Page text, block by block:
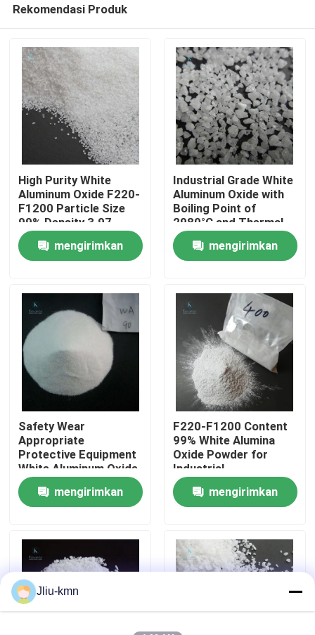
Rumah
Tentang Kami
Tur Pabrik
Hubungi Kami
Berita
Kasus-kasus
VR
Rekomendasi Produk
High Purity White
Aluminum Oxide F220-
F1200 Particle Size
99% Density 3.97
G/cm3 for Thermal
Conductive Materials
mengirimkan
Industrial Grade White
Aluminum Oxide with
Boiling Point of
2980°C and Thermal
Conductivity of 30
W/mK mengirimkan
Safety Wear
Appropriate
Protective Equipment
White Aluminum Oxide
10 Mosh Hardness
3.97 G/cm3mengirimkan
F220-F1200 Content
99% White Alumina
Oxide Powder for
Industrial
mengirimkan
Jliu-kmn